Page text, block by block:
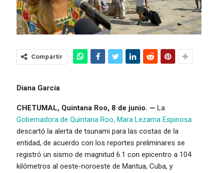
Compartir
Diana García
CHETUMAL, Quintana Roo, 8 de junio. — La
Gobernadora de Quintana Roo, Mara Lezama Espinosa
descartó la alerta de tsunami para las costas de la
entidad, de acuerdo con los reportes preliminares se
registró un sismo de magnitud 6.1 con epicentro a 104
kilómetros al oeste-noroeste de Mantua, Cuba, y